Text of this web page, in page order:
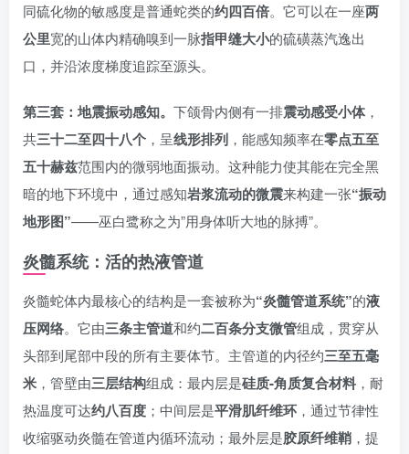
同硫化物的敏感度是普通蛇类的约四百倍。它可以在一座两
公里宽的山体内精确嗅到一脉指甲缝大小的硫磺蒸汽逸出
口，并沿浓度梯度追踪至源头。
第三套：地震振动感知。 下颌骨内侧有一排震动感受小体，
共三十二至四十八个 ，呈线形排列 ，能感知频率在零点五至
五十赫兹范围内的微弱地面振动。这种能力使其能在完全黑
暗的地下环境中，通过感知岩浆流动的微震来构建一张“振动
地形图”——巫白鹭称之为”用身体听大地的脉搏”。
炎髓系统：活的热液管道
炎髓蛇体内最核心的结构是一套被称为“炎髓管道系统”的液
压网络。它由三条主管道和约二百条分支微管组成，贯穿从
头部到尾部中段的所有主要体节。主管道的内径约三至五毫
米 ，管壁由三层结构组成：最内层是硅质-角质复合材料 ，耐
热温度可达约八百度 ；中间层是平滑肌纤维环 ，通过节律性
收缩驱动炎髓在管道内循环流动；最外层是胶原纤维鞘 ，提